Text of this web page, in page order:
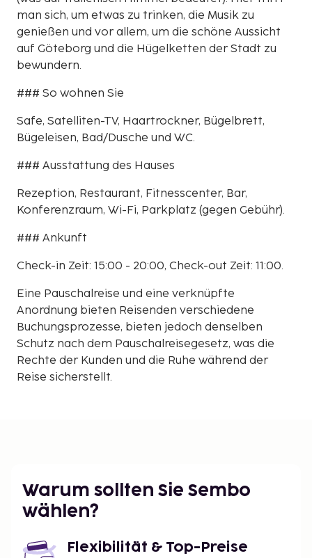
man sich, um etwas zu trinken, die Musik zu
genießen und vor allem, um die schöne Aussicht
auf Göteborg und die Hügelketten der Stadt zu
bewundern.
### So wohnen Sie
Safe, Satelliten-TV, Haartrockner, Bügelbrett,
Bügeleisen, Bad/Dusche und WC.
### Ausstattung des Hauses
Rezeption, Restaurant, Fitnesscenter, Bar,
Konferenzraum, Wi-Fi, Parkplatz (gegen Gebühr).
### Ankunft
Check-in Zeit: 15:00 - 20:00, Check-out Zeit: 11:00.
Eine Pauschalreise und eine verknüpfte
Anordnung bieten Reisenden verschiedene
Buchungsprozesse, bieten jedoch denselben
Schutz nach dem Pauschalreisegesetz, was die
Rechte der Kunden und die Ruhe während der
Reise sicherstellt.
Warum sollten Sie Sembo
wählen?
Flexibilität & Top-Preise